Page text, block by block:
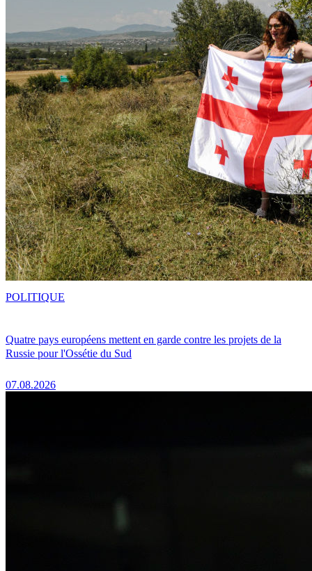
Quatre pays européens mettent en garde contre les projets de la
Russie pour l'Ossétie du Sud
07.08.2026
POLITIQUE